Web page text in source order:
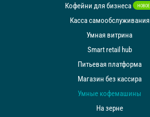
Кофейни для бизнеса
НОВОЕ
Касса самообслуживания
Умная витрина
Smart retail hub
Питьевая платформа
Магазин без кассира
Умные кофемашины
На зерне